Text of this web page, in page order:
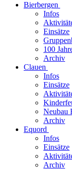
Bierbergen
Infos
Einsätze
100
Archiv
Clauen
Infos
Einsätze
Neubau
Archiv
Equord
Infos
Einsätze
Archiv